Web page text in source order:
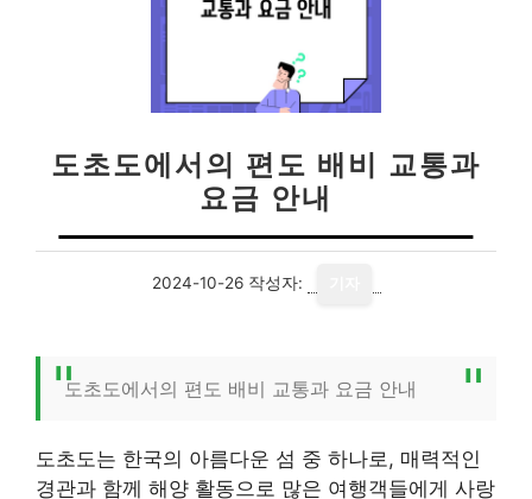
도초도에서의 편도 배비 교통과
요금 안내
2024-10-26 작성자:
도초도에서의 편도 배비 교통과 요금 안내
도초도는 한국의 아름다운 섬 중 하나로, 매력적인
경관과 함께 해양 활동으로 많은 여행객들에게 사랑